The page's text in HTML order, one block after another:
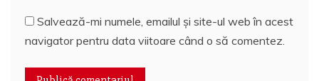
Salvează-mi numele, emailul și site-ul web în acest
navigator pentru data viitoare când o să comentez.